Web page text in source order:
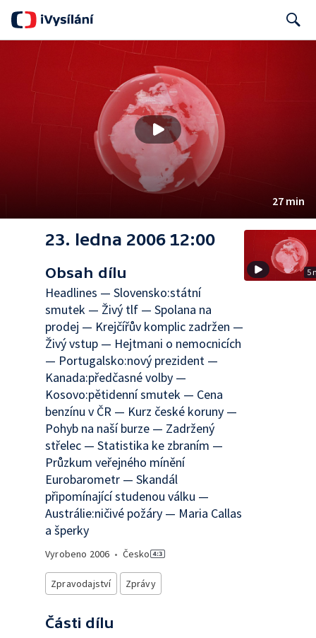
27 min
23. ledna 2006 12:00
Obsah dílu
Headlines — Slovensko:státní
smutek — Živý tlf — Spolana na
prodej — Krejčířův komplic zadržen —
Živý vstup — Hejtmani o nemocnicích
— Portugalsko:nový prezident —
Kanada:předčasné volby —
Kosovo:pětidenní smutek — Cena
benzínu v ČR — Kurz české koruny —
Pohyb na naší burze — Zadržený
střelec — Statistika ke zbraním —
Průzkum veřejného mínění
Eurobarometr — Skandál
připomínající studenou válku —
Austrálie:ničivé požáry — Maria Callas
a šperky
Vyrobeno 2006 • Česko
Zpravodajství Zprávy
Části dílu
5